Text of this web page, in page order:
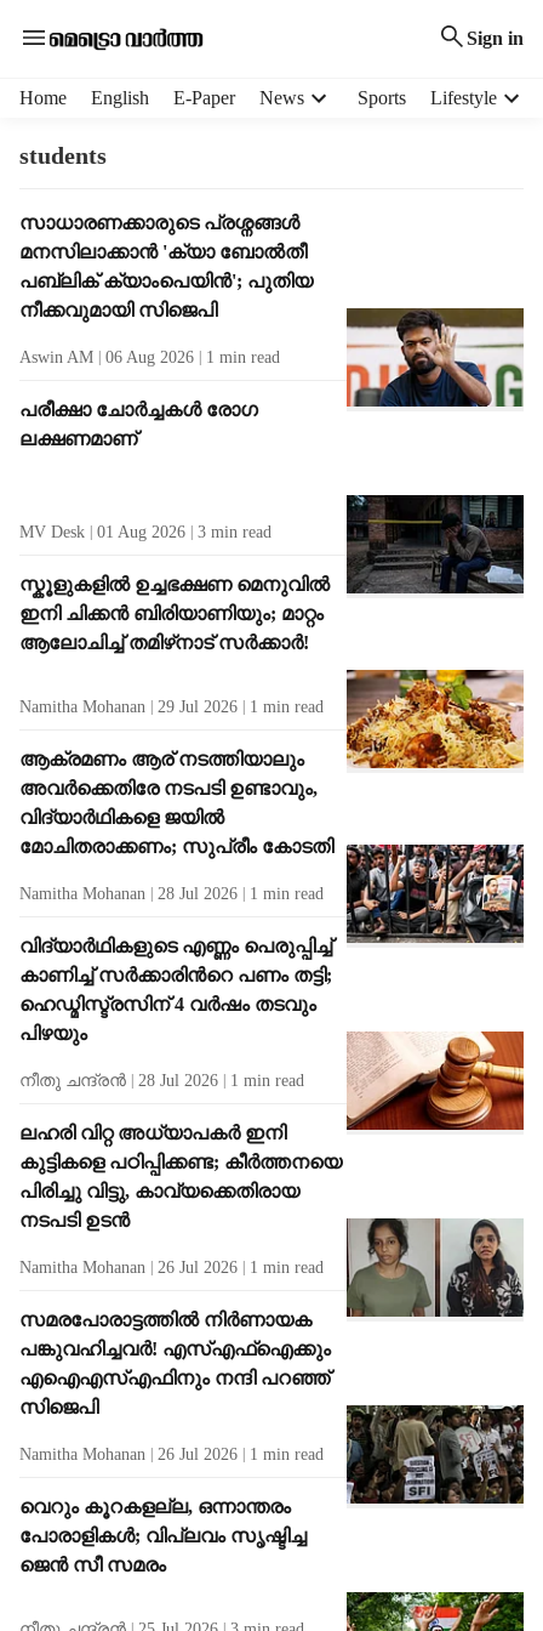
Sign in
Home English E-Paper News Sports Lifestyle
students
T
a
g
R
s
l
t
സാധാരണക്കാരുടെ പ്രശ്നങ്ങൾ
മനസിലാക്കാൻ 'ക‍്യാ ബോൽതീ
പബ്ലിക് ക‍്യാംപെയിൻ'; പുതിയ
നീക്കവുമായി സിജെപി
Aswin AM 06 Aug 2026 1 min read
പരീക്ഷാ ചോര്‍ച്ചകള്‍ രോഗ
ലക്ഷണമാണ്
MV Desk 01 Aug 2026 3 min read
സ്കൂളുകളിൽ ഉച്ചഭക്ഷണ മെനുവില്‍
ഇനി ചിക്കന്‍ ബിരിയാണിയും; മാറ്റം
ആലോചിച്ച് തമിഴ്‌നാട് സര്‍ക്കാര്‍!
Namitha Mohanan 29 Jul 2026 1 min read
ആക്രമണം ആര് നടത്തിയാലും
അവർക്കെതിരേ നടപടി ഉണ്ടാവും,
വിദ്യാർഥികളെ ജയിൽ
മോചിതരാക്കണം; സുപ്രീം കോടതി
Namitha Mohanan 28 Jul 2026 1 min read
വിദ്യാർഥികളുടെ എണ്ണം പെരുപ്പിച്ച്
കാണിച്ച് സർക്കാരിന്‍റെ പണം തട്ടി;
ഹെഡ്മിസ്ട്രസിന് 4 വർഷം തടവും
പിഴയും
നീതു ചന്ദ്രൻ 28 Jul 2026 1 min read
ലഹരി വിറ്റ അധ്യാപകർ ഇനി
കുട്ടികളെ പഠിപ്പിക്കണ്ട; കീർത്തനയെ
പിരിച്ചു വിട്ടു, കാവ്യക്കെതിരായ
നടപടി ഉടൻ
Namitha Mohanan 26 Jul 2026 1 min read
സമരപോരാട്ടത്തിൽ നിർണായക
പങ്കുവഹിച്ചവർ! എസ്എഫ്ഐക്കും
എഐഎസ്എഫിനും നന്ദി പറഞ്ഞ്
സിജെപി
Namitha Mohanan 26 Jul 2026 1 min read
വെറും കൂറകളല്ല, ഒന്നാന്തരം
പോരാളികൾ; വിപ്ലവം സൃഷ്ടിച്ച
ജെൻ സീ സമരം